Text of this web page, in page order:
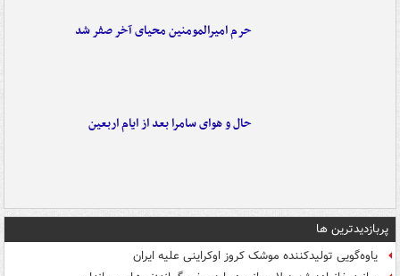
حرم امیرالمومنین محیای آخر صفر شد
حال و هوای سامرا بعد از ایام اربعین
پربازدیدترین ها
یاوه‌گویی تولیدکننده موشک کروز اوکراینی علیه ایران